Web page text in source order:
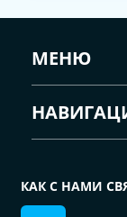
МЕНЮ
КАК С НАМИ